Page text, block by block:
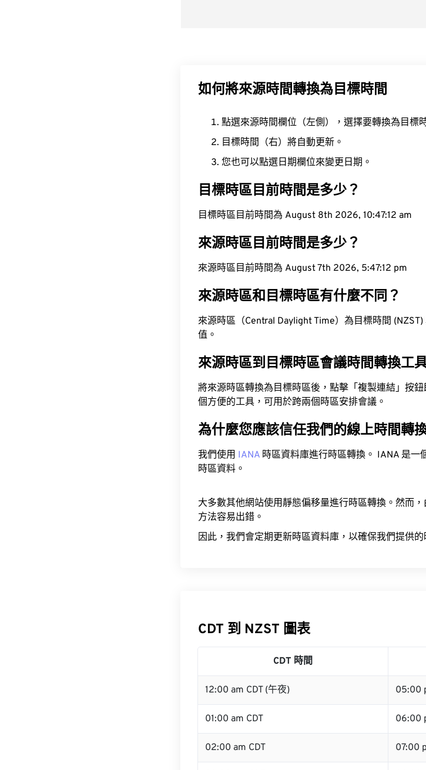
如何將來源時間轉換為目標時間
點選來源時間欄位（左側），選擇要轉換為目標
目標時間（右）將自動更新。
您也可以點選日期欄位來變更日期。
目標時區目前時間是多少？
目標時區目前時間為 August 8th 2026, 10:47:13 am
來源時區目前時間是多少？
來源時區目前時間為 August 7th 2026, 5:47:13 pm
來源時區和目標時區有什麼不同？
來源時區（Central Daylight Time）為目標時間
值。
來源時區到目標時區會議時間轉換工
將來源時區轉換為目標時區後，點擊「複製連結」按
個方便的工具，可用於跨兩個時區安排會議。
為什麼您應該信任我們的線上時間轉
我們使用 IANA 時區資料庫進行時區轉換。 IANA 是
時區資料。
大多數其他網站使用靜態偏移量進行時區轉換。然而
方法容易出錯。
因此，我們會定期更新時區資料庫，以確保我們提供的
CDT 到 NZST 圖表
CDT 時間
12:00 am CDT (午夜) 05:00
01:00 am CDT 06:00
02:00 am CDT 07:00